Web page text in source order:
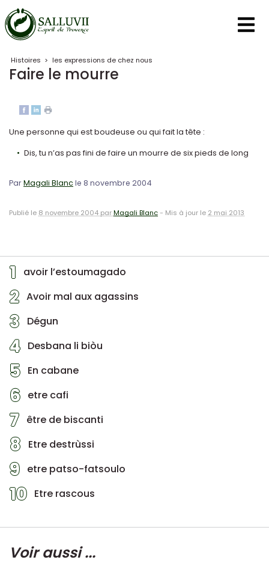
Panneau de gestion des cookies
Histoires > les expressions de chez nous
Faire le mourre
1 avoir l’estoumagado
2 Avoir mal aux agassins
3 Dégun
4 Desbana li biòu
5 En cabane
6 etre cafi
7 être de biscanti
8 Etre destrùssi
9 etre patso-fatsoulo
10 Etre rascous
Une personne qui est boudeuse ou qui fait la tête :
Dis, tu n’as pas fini de faire un mourre de six pieds de long
ParMagali Blanc le 8 novembre 2004
Publié le 8 novembre 2004 parMagali Blanc- Mis à jour le 2 mai 2013
Voir aussi ...